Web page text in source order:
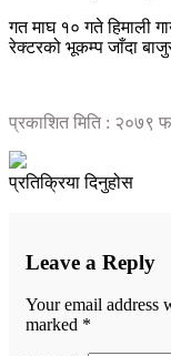
गत माघ १० गते हिमाली
रेक्टरको भूकम्प जाँदा
प्रकाशित मिति : २०७९
प्रतिक्रिया दिनुहोस
Leave a Reply
Your email address
marked *